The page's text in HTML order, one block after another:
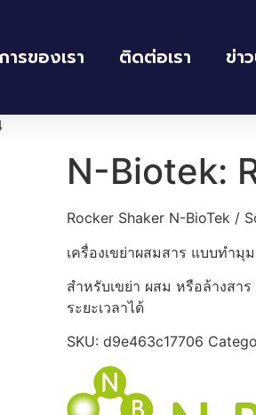
ารของเรา ติดต่อเรา ข่า
N-Biotek:
Rocker Shaker N-BioTek /
เครื่องเขย่าผสมสาร แบบทำมุม
สำหรับเขย่า ผสม หรือล้างสา
ระยะเวลาได้
SKU: d9e463c17706